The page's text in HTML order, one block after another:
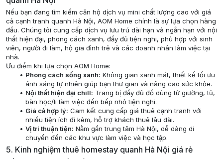
Nếu bạn đang tìm kiếm căn hộ dịch vụ mini chất lượng cao với giá
cả cạnh tranh quanh Hà Nội, AOM Home chính là sự lựa chọn hàng
đầu. Chúng tôi cung cấp dịch vụ lưu trú dài hạn và ngắn hạn với nội
thất hiện đại, phong cách xanh, đầy đủ tiện nghi, phù hợp với sinh
viên, người đi làm, hộ gia đình trẻ và các doanh nhân làm việc tại
nhà.
Ưu điểm khi lựa chọn AOM Home:
Phong cách sống xanh: Không gian xanh mát, thiết kế tối ưu
ánh sáng tự nhiên giúp bạn thư giãn và nâng cao sức khỏe.
Nội thất hiện đại chill: Trang bị đầy đủ đồ dùng từ giường, tủ,
bàn học/li làm việc đến bếp nhỏ tiện nghi.
Giá cả hợp lý: Cam kết cung cấp giá thuê cạnh tranh với
nhiều tiện ích đi kèm, hỗ trợ khách thuê lâu dài.
Vị trí thuận tiện: Nằm gần trung tâm Hà Nội, dễ dàng di
chuyển đến các khu vực làm việc và học tập.
5. Kinh nghiệm thuê homestay quanh Hà Nội giá rẻ